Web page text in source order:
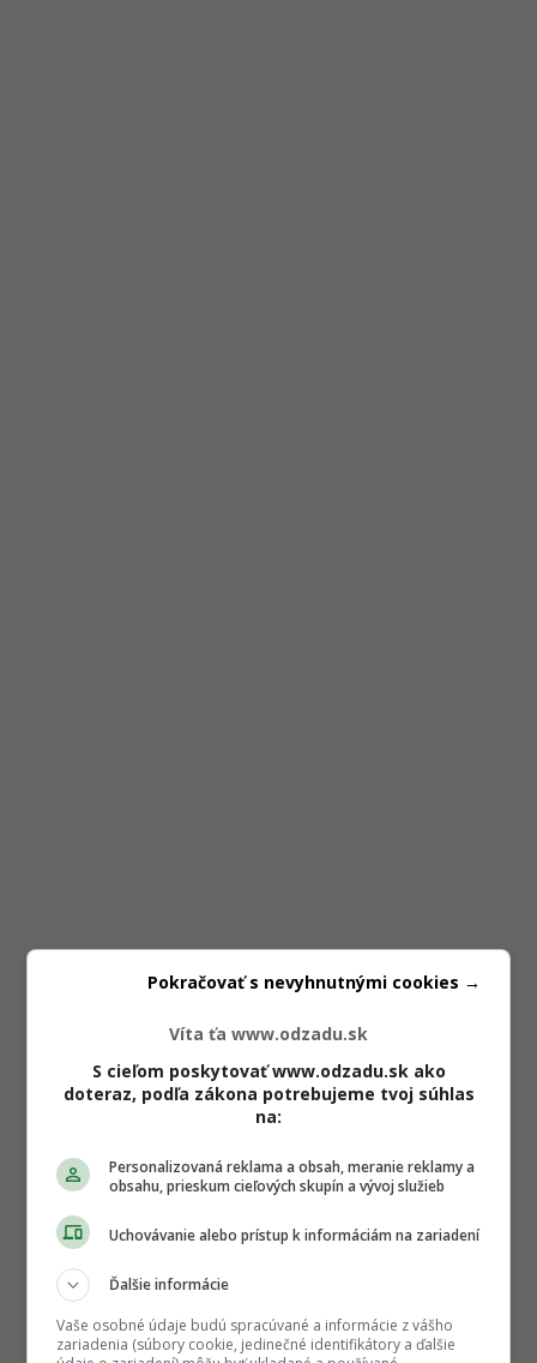
Víta ťa www.odzadu.sk
S cieľom poskytovať www.odzadu.sk ako
doteraz, podľa zákona potrebujeme tvoj súhlas
na:
Personalizovaná reklama a obsah, meranie reklamy a
obsahu, prieskum cieľových skupín a vývoj služieb
Uchovávanie alebo prístup k informáciám na zariadení
Ďalšie informácie
Vaše osobné údaje budú spracúvané a informácie z vášho
zariadenia (súbory cookie, jedinečné identifikátory a ďalšie
Pokračovať s nevyhnutnými cookies →